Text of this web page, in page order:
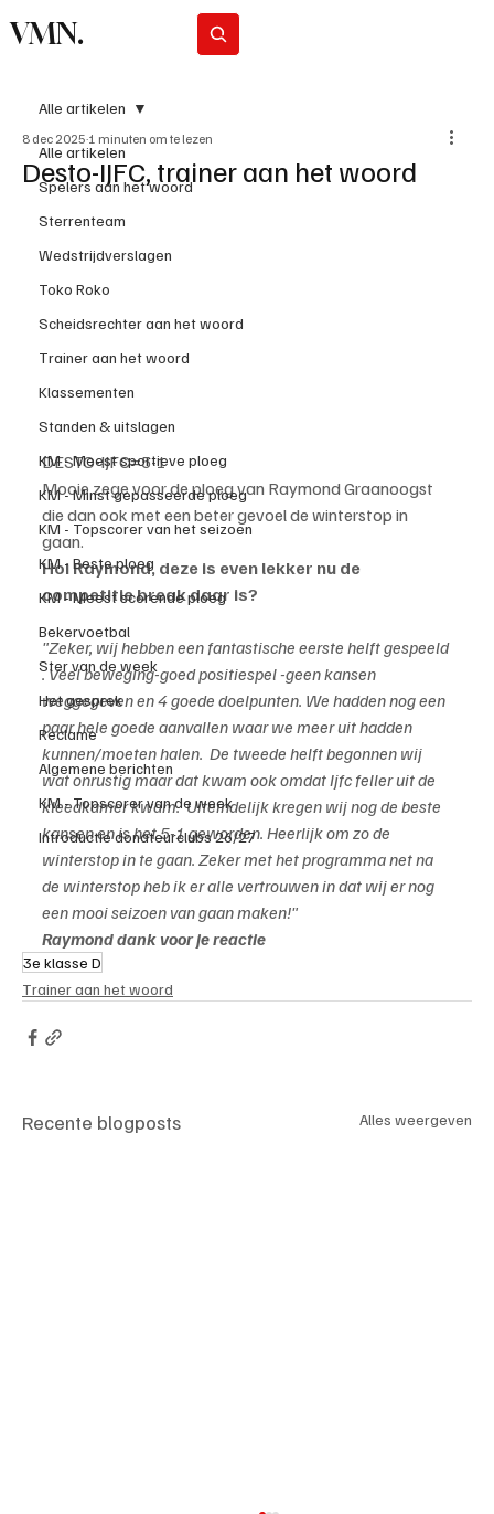
VMN.
Alle artikelen
Spelers aan het woord
Sterrenteam
Wedstrijdverslagen
Toko Roko
Scheidsrechter aan het woord
Trainer aan het woord
Klassementen
Standen & uitslagen
KM - Meest sportieve ploeg
KM - Minst gepasseerde ploeg
KM - Topscorer van het seizoen
KM - Beste ploeg
KM - Meest scorende ploeg
Bekervoetbal
Ster van de week
Het gesprek
Reclame
Algemene berichten
KM - Topscorer van de week
Introductie donateurclubs 26/27
Alle artikelen
Desto-IJFC, trainer aan het woord
8 dec 2025 1 minuten om te lezen
DESTO-IJFC=5-1
Mooie zege voor de ploeg van Raymond Graanoogst
die dan ook met een beter gevoel de winterstop in
gaan.
Hoi Raymond, deze is even lekker nu de
competitie break daar is?
"Zeker, wij hebben een fantastische eerste helft gespeeld
. Veel beweging-goed positiespel -geen kansen
weggegeven en 4 goede doelpunten. We hadden nog een
paar hele goede aanvallen waar we meer uit hadden
kunnen/moeten halen.  De tweede helft begonnen wij
wat onrustig maar dat kwam ook omdat Ijfc feller uit de
kleedkamer kwam.  Uiteindelijk kregen wij nog de beste
kansen en is het 5-1 geworden. Heerlijk om zo de
winterstop in te gaan. Zeker met het programma net na
de winterstop heb ik er alle vertrouwen in dat wij er nog
een mooi seizoen van gaan maken!"
Raymond dank voor je reactie
3e klasse D
Trainer aan het woord
Recente blogposts Alles weergeven